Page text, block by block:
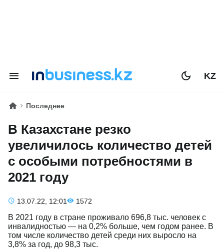
KZ
Последнее
В Казахстане резко
увеличилось количество детей
с особыми потребностями в
2021 году
13.07.22, 12:01 1572
В 2021 году в стране проживало 696,8 тыс. человек с
инвалидностью — на 0,2% больше, чем годом ранее. В
том числе количество детей среди них выросло на
3,8% за год, до 98,3 тыс.